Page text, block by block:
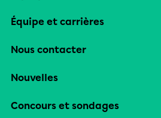
Équipe et carrières
Nous contacter
Nouvelles
Concours et sondages